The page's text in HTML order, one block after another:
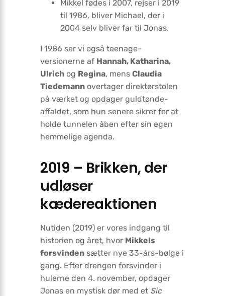
Mikkel fødes i 2007, rejser i 2019
til 1986, bliver Michael, der i
2004 selv bliver far til Jonas.
I 1986 ser vi også teenage-
versionerne af Hannah, Katharina,
Ulrich og Regina, mens Claudia
Tiedemann overtager direktørstolen
på værket og opdager guldtønde-
affaldet, som hun senere sikrer for at
holde tunnelen åben efter sin egen
hemmelige agenda.
2019 – Brikken, der
udløser
kædereaktionen
Nutiden (2019) er vores indgang til
historien og året, hvor Mikkels
forsvinden sætter nye 33-års-bølge i
gang. Efter drengen forsvinder i
hulerne den 4. november, opdager
Jonas en mystisk dør med et Sic